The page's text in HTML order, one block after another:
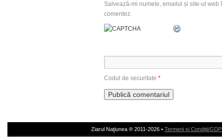
Salvează-mi numele, emailul și site-ul
comentez.
Codul de securitate *
Ziarul Naţiunea ® 2011-2026 • Termeni şi Condiţii/